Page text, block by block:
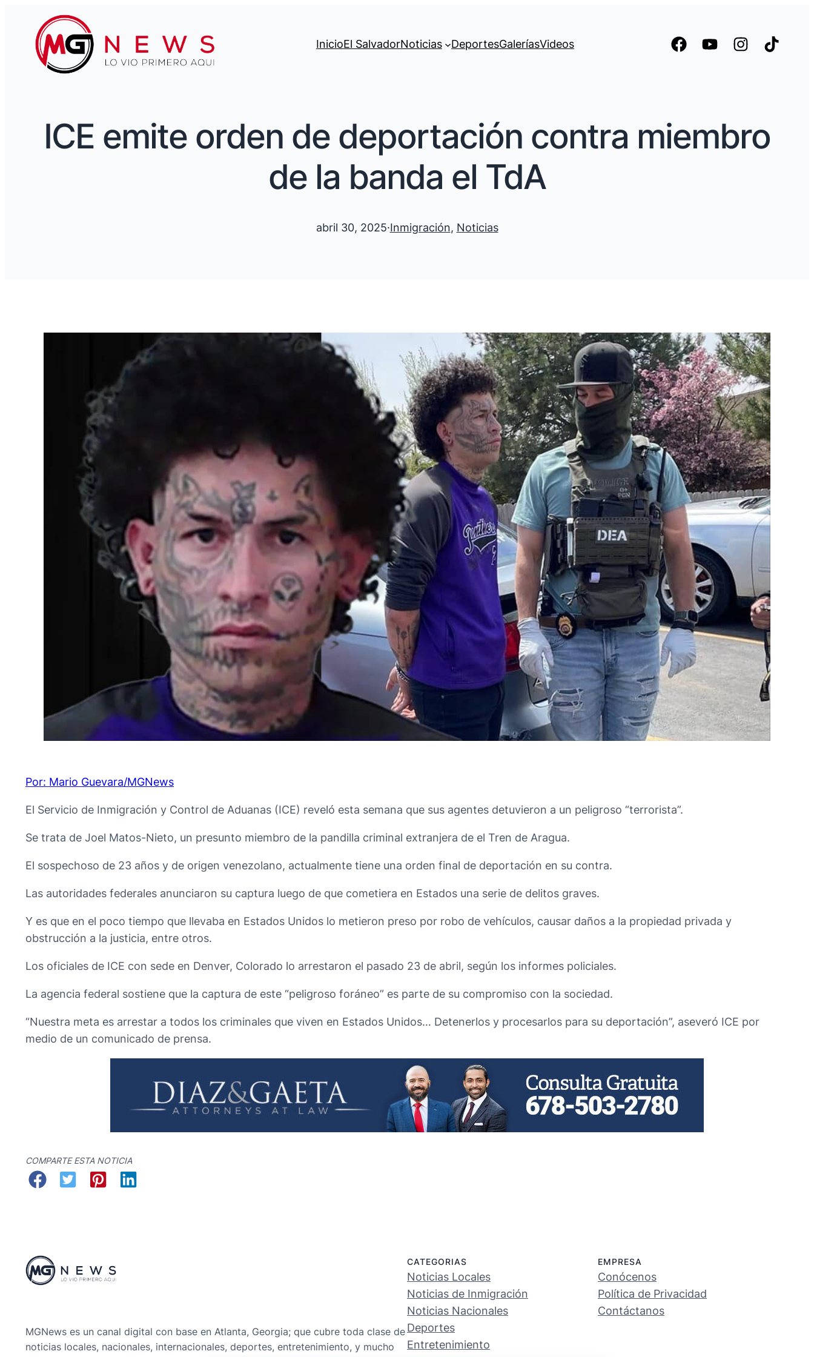
InicioEl SalvadorNoticias DeportesGaleríasVideos
ICE emite orden de deportación contra miembro
de la banda el TdA
abril 30, 2025·Inmigración, Noticias
Por: Mario Guevara/MGNews
El Servicio de Inmigración y Control de Aduanas (ICE) reveló esta semana que sus agentes detuvieron a un peligroso “terrorista”.
Se trata de Joel Matos-Nieto, un presunto miembro de la pandilla criminal extranjera de el Tren de Aragua.
El sospechoso de 23 años y de origen venezolano, actualmente tiene una orden final de deportación en su contra.
Las autoridades federales anunciaron su captura luego de que cometiera en Estados una serie de delitos graves.
Y es que en el poco tiempo que llevaba en Estados Unidos lo metieron preso por robo de vehículos, causar daños a la propiedad privada y
obstrucción a la justicia, entre otros.
Los oficiales de ICE con sede en Denver, Colorado lo arrestaron el pasado 23 de abril, según los informes policiales.
La agencia federal sostiene que la captura de este “peligroso foráneo” es parte de su compromiso con la sociedad.
“Nuestra meta es arrestar a todos los criminales que viven en Estados Unidos… Detenerlos y procesarlos para su deportación”, aseveró ICE por
medio de un comunicado de prensa.
COMPARTE ESTA NOTICIA
MGNews es un canal digital con base en Atlanta, Georgia; que cubre toda clase de
noticias locales, nacionales, internacionales, deportes, entretenimiento, y mucho
CATEGORIAS
Noticias Locales
Noticias de Inmigración
Noticias Nacionales
Deportes
Entretenimiento
EMPRESA
Conócenos
Política de Privacidad
Contáctanos